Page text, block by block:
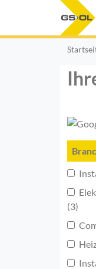
(3)